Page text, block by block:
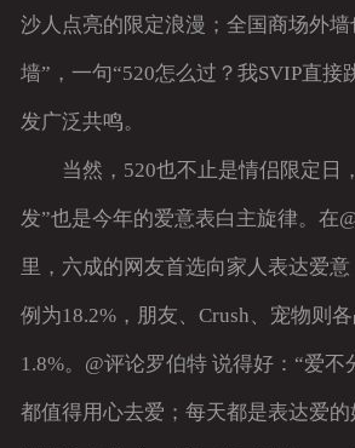
沙人点亮的限定浪漫；全国商场外
墙”，一句“520怎么过？我SVIP直接
发广泛共鸣。
当然，520也不止是情侣限定日
发”也是今年的爱意表白主旋律。在
里，六成的网友首选向家人表达爱
例为18.2%，朋友、Crush、宠物则
1.8%。@评论罗伯特 说得好：“爱不
都值得用心去爱；每天都是表达爱